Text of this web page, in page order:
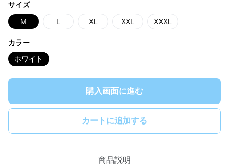
サイズ
M L XL XXL XXXL
カラー
ホワイト
購入画面に進む
カートに追加する
商品説明